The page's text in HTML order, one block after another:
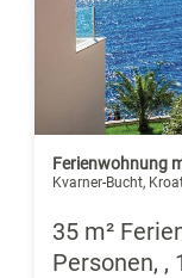
Ferienwohnung
Kvarner-Bucht,
35 m²
Personen, ,